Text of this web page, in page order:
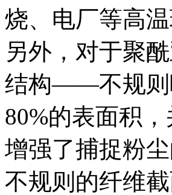
烧、电厂等高温
另外，对于聚
结构——不规则
80%的表面积
增强了捕捉粉尘
不规则的纤维